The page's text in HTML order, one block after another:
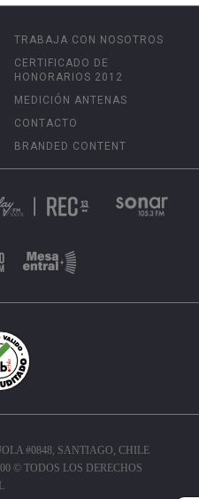
TRABAJA CON NOSOTROS
CERTIFICADO DE
HONORARIOS 2012
MEDICIÓN ANTENAS
CONTACTO
BRANDED CONTENT
#0848, SANTIAGO, CHILE
© TODOS LOS DERECHOS